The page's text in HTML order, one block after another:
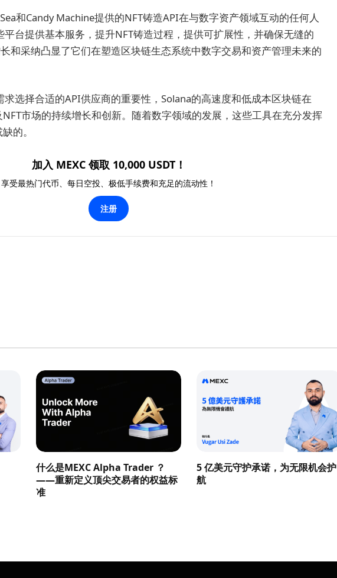
和Candy Machine提供的NFT铸造API在与数字资产领域互动的任何人
台提供基本服务，提升NFT铸造过程，提供可扩展性，并确保无缝的
和采纳凸显了它们在塑造区块链生态系统中数字交易和资产管理未来的
选择合适的API供应商的重要性，Solana的高速度和低成本区块链在
市场的持续增长和创新。随着数字领域的发展，这些工具在充分发挥
的。
加入 MEXC 领取 10,000 USDT！
享受最热门代币、每日空投、极低手续费和充足的流动性！
注册
什么是MEXC Alpha Trader ？
——重新定义顶尖交易者的权益标
准
5 亿美元守护承诺，为无限机会护
航